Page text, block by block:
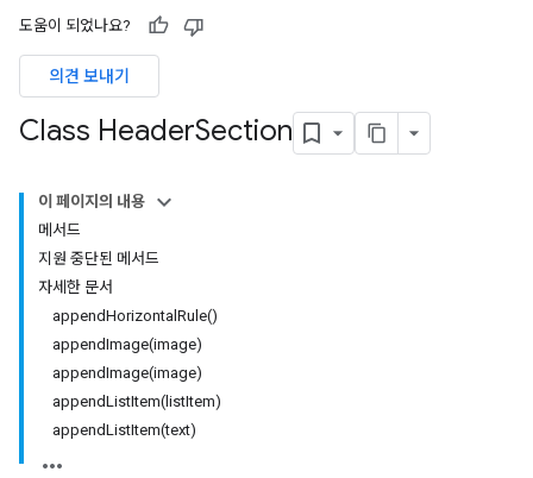
도움이 되었나요?
의견 보내기
Class HeaderSection
이 페이지의 내용
메서드
지원 중단된 메서드
자세한 문서
appendHorizontalRule()
appendImage(image)
appendImage(image)
appendListItem(listItem)
appendListItem(text)